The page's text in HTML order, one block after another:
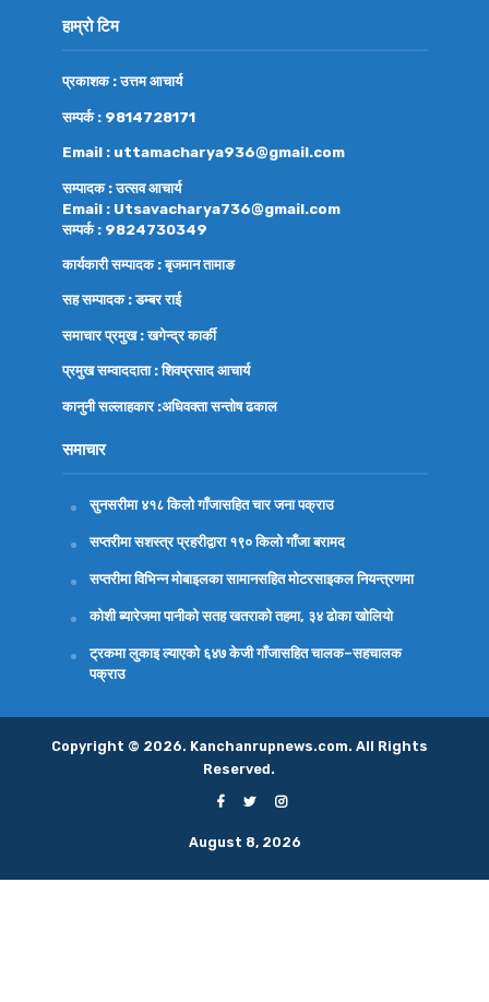
हाम्रो टिम
प्रकाशक : उत्तम आचार्य
सम्पर्क : 9814728171
Email : uttamacharya936@gmail.com
सम्पादक : उत्सव आचार्य
Email : Utsavacharya736@gmail.com
सम्पर्क : 9824730349
कार्यकारी सम्पादक : बृजमान तामाङ
सह सम्पादक : डम्बर राई
समाचार प्रमुख : खगेन्द्र कार्की
प्रमुख सम्वाददाता : शिवप्रसाद आचार्य
कानुनी सल्लाहकार :अधिवक्तासन्तोष ढकाल
समाचार
सुनसरीमा ४१८ किलो गाँजासहित चार जना पक्राउ
सप्तरीमा सशस्त्र प्रहरीद्वारा १९० किलो गाँजा बरामद
सप्तरीमा विभिन्न मोबाइलका सामानसहित मोटरसाइकल नियन्त्रणमा
कोशी ब्यारेजमा पानीको सतह खतराको तहमा, ३४ ढोका खोलियो
ट्रकमा लुकाइ ल्याएको ६४७ केजी गाँजासहित चालक–सहचालक
पक्राउ
Copyright © 2026. Kanchanrupnews.com. All Rights
Reserved.
August 8, 2026